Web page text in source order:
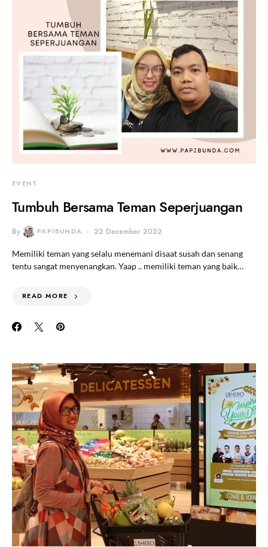
EVENT
Tumbuh Bersama Teman Seperjuangan
By PAPIBUNDA 22 December 2022
Memiliki teman yang selalu menemani disaat susah dan senang
tentu sangat menyenangkan. Yaap .. memiliki teman yang baik…
READ MORE